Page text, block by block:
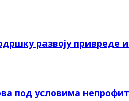
развоју привреде
под условима